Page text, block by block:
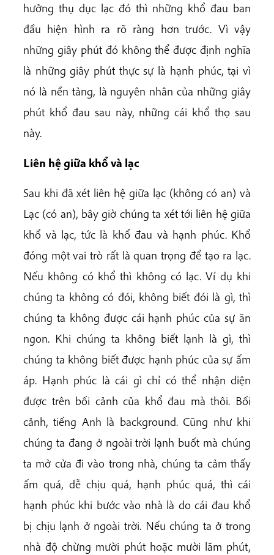
hưởng thụ dục lạc đó thì những khổ đau ban
đầu hiện hình ra rõ ràng hơn trước. Vì vậy
những giây phút đó không thể được định nghĩa
là những giây phút thực sự là hạnh phúc, tại vì
nó là nền tảng, là nguyên nhân của những giây
phút khổ đau sau này, những cái khổ thọ sau
này.
Liên hệ giữa khổ và lạc
Sau khi đã xét liên hệ giữa lạc (không có an) và
Lạc (có an), bây giờ chúng ta xét tới liên hệ giữa
khổ và lạc, tức là khổ đau và hạnh phúc. Khổ
đóng một vai trò rất là quan trọng để tạo ra lạc.
Nếu không có khổ thì không có lạc. Ví dụ khi
chúng ta không có đói, không biết đói là gì, thì
chúng ta không được cái hạnh phúc của sự ăn
ngon. Khi chúng ta không biết lạnh là gì, thì
chúng ta không biết được hạnh phúc của sự ấm
áp. Hạnh phúc là cái gì chỉ có thể nhận diện
được trên bối cảnh của khổ đau mà thôi. Bối
cảnh, tiếng Anh là background. Cũng như khi
chúng ta đang ở ngoài trời lạnh buốt mà chúng
ta mở cửa đi vào trong nhà, chúng ta cảm thấy
ấm quá, dễ chịu quá, hạnh phúc quá, thì cái
hạnh phúc khi bước vào nhà là do cái đau khổ
bị chịu lạnh ở ngoài trời. Nếu chúng ta ở trong
nhà độ chừng mười phút hoặc mười lăm phút,